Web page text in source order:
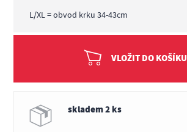
VLOŽIT DO KOŠÍKU
skladem 2 ks